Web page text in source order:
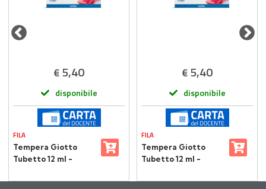
€5,40
disponibile
FILA
Tempera Giotto
Tubetto 12 ml -
€5,40
disponibile
FILA
Tempera Giotto
Tubetto 12 ml -